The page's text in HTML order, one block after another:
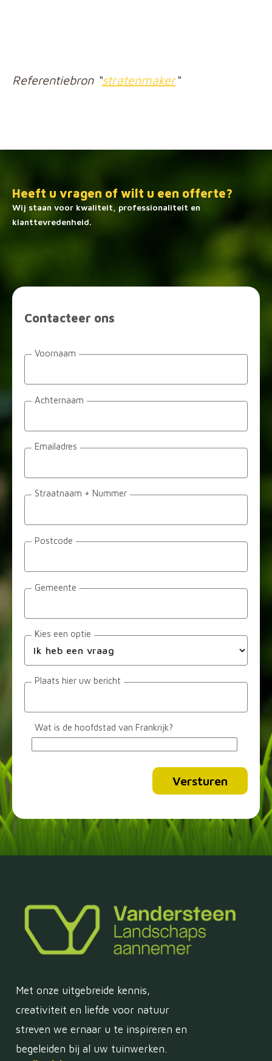
Referentiebron “stratenmaker“
Heeft u vragen of wilt u een offerte?
Wij staan ​​voor kwaliteit, professionaliteit en
klanttevredenheid.
Contacteer ons
Voornaam
Achternaam
Emailadres
Straatnaam + Nummer
Postcode
Gemeente
Kies een optie
Plaats hier uw bericht
Wat is de hoofdstad van Frankrijk?
Met onze uitgebreide kennis,
creativiteit en liefde voor natuur
streven we ernaar u te inspireren en
begeleiden bij al uw tuinwerken.